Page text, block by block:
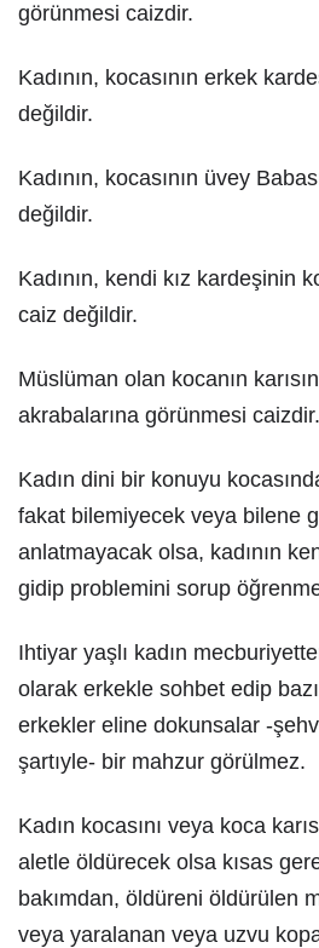
görünmesi caizdir.
Kadının, kocasının erkek
değildir.
Kadının, kocasının üvey
değildir.
Kadının, kendi kız kardeşinin
caiz değildir.
Müslüman olan kocanın
akrabalarına görünmesi caizdir.
Kadın dini bir konuyu
fakat bilemiyecek veya bilene
anlatmayacak olsa, kadının
gidip problemini sorup
Ihtiyar yaşlı kadın
olarak erkekle sohbet edip
erkekler eline dokunsalar -
şartıyle- bir mahzur görülmez.
Kadın kocasını veya koca
aletle öldürecek olsa kısas
bakımdan, öldüreni öldürülen
veya yaralanan veya uzvu